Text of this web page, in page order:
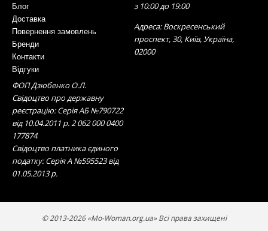
Блог
Доставка
Повернення замовлень
Бренди
Контакти
Відгуки
з 10:00 до 19:00
Адреса: Воскресенський
проспект, 30, Київ, Україна,
02000
ФОП Дзюбенко О.Л.
Свідоцтво про державну
реєстрацію: Серія АБ №790722
від 10.04.2011 р. 2 062 000 0400
177874
Свідоцтво платника єдиного
податку: Серія А №595523 від
01.05.2013 р.
© 2013-2026 «Mo-Woman.org.ua» Всі права захищені